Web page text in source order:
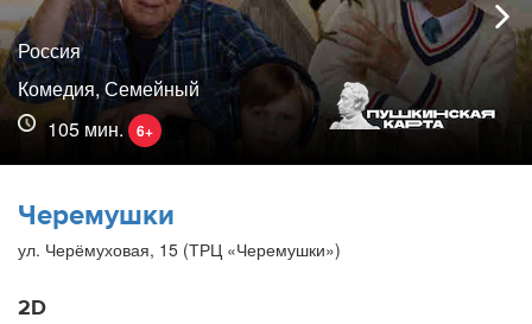
Россия
Комедия, Семейный
105 мин.
6+
Черемушки
ул. Черёмуховая, 15 (ТРЦ «Черемушки»)
2D